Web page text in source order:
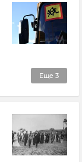
Еще 3